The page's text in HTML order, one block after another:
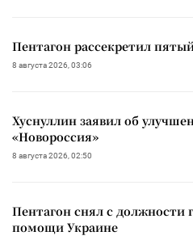
Пентагон рассекретил
8 августа 2026, 03:06
Хуснуллин заявил об
«Новороссия»
8 августа 2026, 02:50
Пентагон снял с должности
помощи Украине